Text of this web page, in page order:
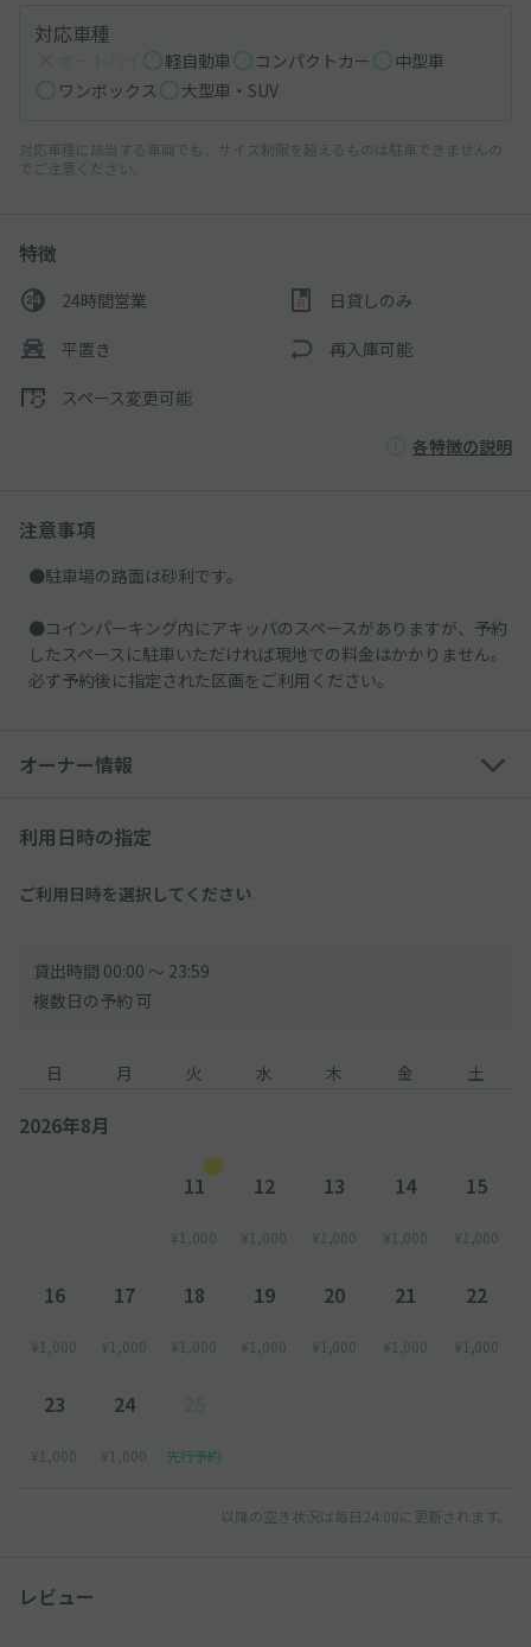
対応車種
軽自動車 コンパクトカー
中型車
ワンボックス
大型車・SUV
対応車種に該当する車両でも、サイズ制限を超えるものは駐車できませんの
でご注意ください。
特徴
24時間営業 日貸しのみ
平置き 再入庫可能
スペース変更可能
各特徴の説明
注意事項
●駐車場の路面は砂利です。
●コインパーキング内にアキッパのスペースがありますが、予約
したスペースに駐車いただければ現地での料金はかかりません。
必ず予約後に指定された区画をご利用ください。
オーナー情報
利用日時の指定
ご利用日時を選択してください
貸出時間 00:00 〜 23:59
複数日の予約 可
日 月 火 水 木 金 土
2026年8月
11
¥1,000
12
¥1,000
13
¥1,000
14
¥1,000
15
¥1,000
16
¥1,000
17
¥1,000
18
¥1,000
19
¥1,000
20
¥1,000
21
¥1,000
22
¥1,000
23
¥1,000
24
¥1,000 先行予約
以降の空き状況は毎日24:00に更新されます。
レビュー